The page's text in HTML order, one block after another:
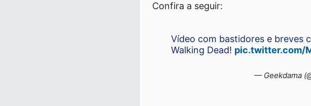
Confira a seguir:
Vídeo com bastidores e breves
Walking Dead! pic.twitter.com/
— Geekdama